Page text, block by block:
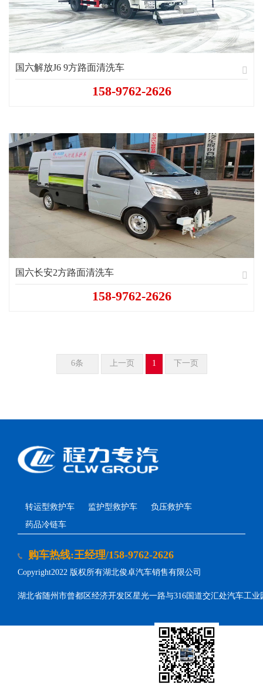
国六解放J6 9方路面清洗车
158-9762-2626
国六长安2方路面清洗车
158-9762-2626
6条 上一页 1 下一页
转运型救护车 监护型救护车
负压救护车
药品冷链车
购车热线:王经理/158-9762-2626
Copyright2022 版权所有湖北俊卓汽车销售有限公司
湖北省随州市曾都区经济开发区星光一路与316国道交汇处汽车工